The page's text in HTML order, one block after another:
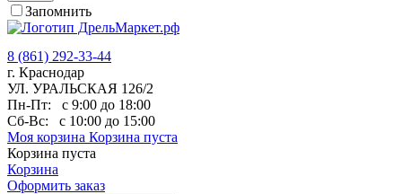
Запомнить
8 (861) 292-33-44
г. Краснодар
УЛ. УРАЛЬСКАЯ 126/2
Пн-Пт:
с 9:00 до 18:00
Сб-Вс:
с 10:00 до 15:00
Моя корзина Корзина пуста
Корзина пуста
Корзина
Оформить заказ